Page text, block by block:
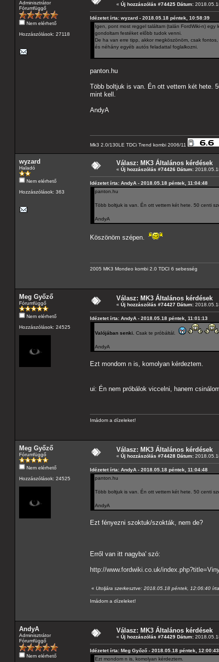
Adminisztrátor
Fórumfüggő
Nem elérhető
Hozzászólások: 27118
« Új hozzászólás #74425 Dátum:
Idézetet írta: wyzard - 2018.05.18 péntek, 10:58:39
Igen, pont most reggel találtam (talán FordWiki-n)
gondoltam festéket előbb tudok venni.
De ha van erre tipp, akkor megköszönöm, csak
és néhány egyéb autós feladattal foglalkozni.
panton.hu
Több boltjuk is van. Én ott vettem két hete.
mint kell.
AndyA
Mk3 2.0/130LE TDCi Trend kombi 2006/11
wyzard
Haladó
Nem elérhető
Hozzászólások: 363
Válasz: MK3 Általános kérdések
« Új hozzászólás #74426 Dátum:
Idézetet írta: AndyA - 2018.05.18 péntek, 11:04:48
panton.hu
Több boltjuk is van. Én ott vettem két hete. 50 centi
AndyA
Köszönöm szépen.
2005 MK3 Mondeo kombi 2.0 TDCI 6 sebesség
Meg Győző
Fórumfüggő
Nem elérhető
Hozzászólások: 24525
Válasz: MK3 Általános kérdések
« Új hozzászólás #74427 Dátum:
Idézetet írta: AndyA - 2018.05.18 péntek, 11:01:13
Valójában senki. Csak te próbáltál.
AndyA
Ezt mondom n is, komolyan kérdeztem.
ui: Én nem próbálok viccelni, hanem
Imádom a dízeleket!
Meg Győző
Fórumfüggő
Nem elérhető
Hozzászólások: 24525
Válasz: MK3 Általános kérdések
« Új hozzászólás #74428 Dátum:
Idézetet írta: AndyA - 2018.05.18 péntek, 11:04:48
panton.hu
Több boltjuk is van. Én ott vettem két hete. 50 centi
AndyA
Ezt fényezni szoktuk/szokták, nem de?
Erről van itt nagyba' szó:
http://www.fordwiki.co.uk/
« Utoljára szerkesztve: 2018.05.18 péntek, 12:06:40
Imádom a dízeleket!
AndyA
Adminisztrátor
Fórumfüggő
Nem elérhető
Válasz: MK3 Általános kérdések
« Új hozzászólás #74429 Dátum:
Idézetet írta: Meg Győző - 2018.05.18 péntek, 12:00:43
Ezt mondom n is, komolyan kérdeztem.